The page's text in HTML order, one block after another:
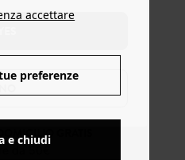
GRATIS
accettare
preferenze
e chiudi